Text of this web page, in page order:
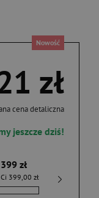
Nowość
zł
cena detaliczna
jeszcze dziś!
zł
399,00 zł